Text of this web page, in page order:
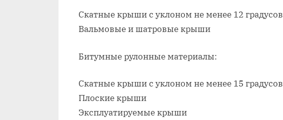
Скатные крыши с уклоном не менее 12 градусов
Вальмовые и шатровые крыши
Битумные рулонные материалы:
Скатные крыши с уклоном не менее 15 градусов
Плоские крыши
Эксплуатируемые крыши